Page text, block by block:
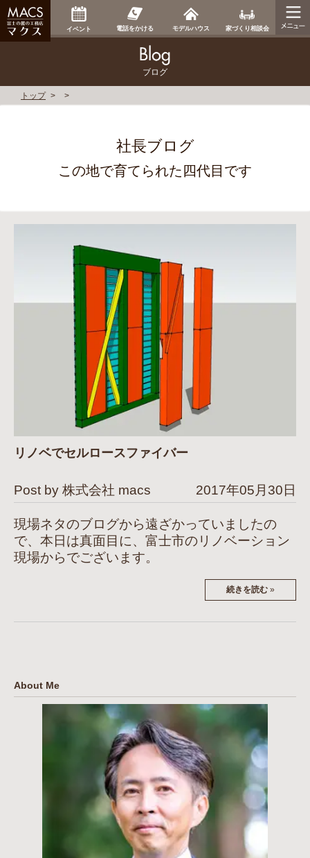
イベント 電話をかける モデルハウス 家づくり相談会
ブログ
トップ
社長ブログ
この地で育てられた四代目です
リノベでセルロースファイバー
Post by 株式会社 macs 2017年05月30日
現場ネタのブログから遠ざかっていましたの
で、本日は真面目に、富士市のリノベーション
現場からでございます。
続きを読む »
About Me